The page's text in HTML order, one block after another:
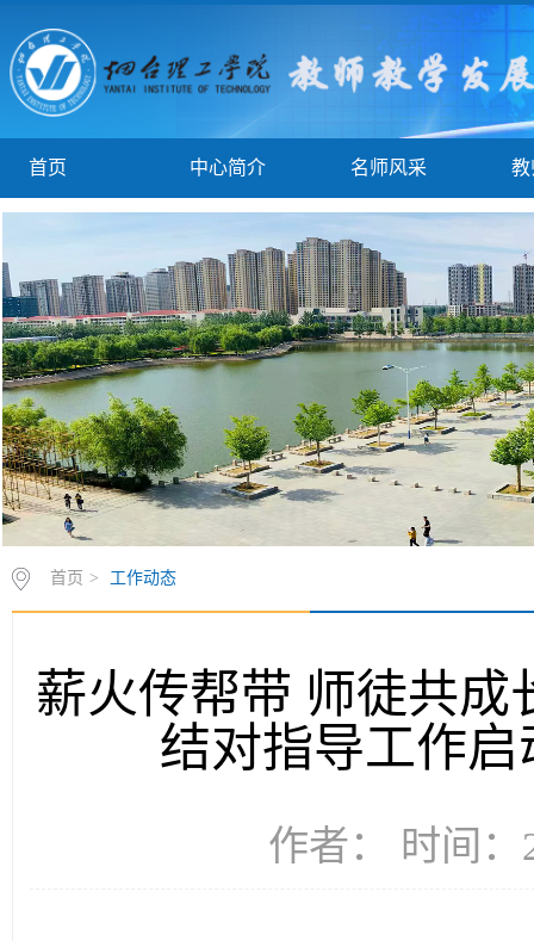
首页 中心简介 名师风采 教
首页 > 工作动态
薪火传帮带 师徒共成
结对指导工作
作者： 时间：